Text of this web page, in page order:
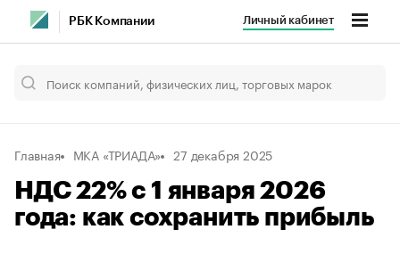
РБК Компании Личный кабинет
Главная МКА «ТРИАДА» 27 декабря 2025
НДС 22% с 1 января 2026
года: как сохранить прибыль